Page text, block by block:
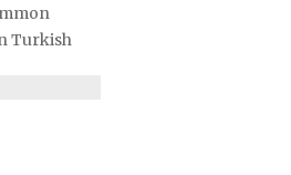
Turkish